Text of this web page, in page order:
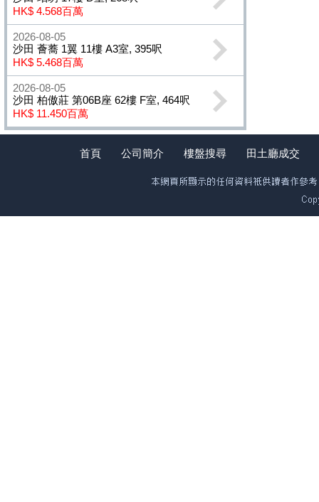
HK$ 4.568百萬
2026-08-05
沙田 薈蕎 1翼 11樓 A3室, 395呎
HK$ 5.468百萬
2026-08-05
沙田 柏傲莊 第06B座 62樓 F室, 464呎
HK$ 11.450百萬
首頁 公司簡介 樓盤搜尋 田土廳成交